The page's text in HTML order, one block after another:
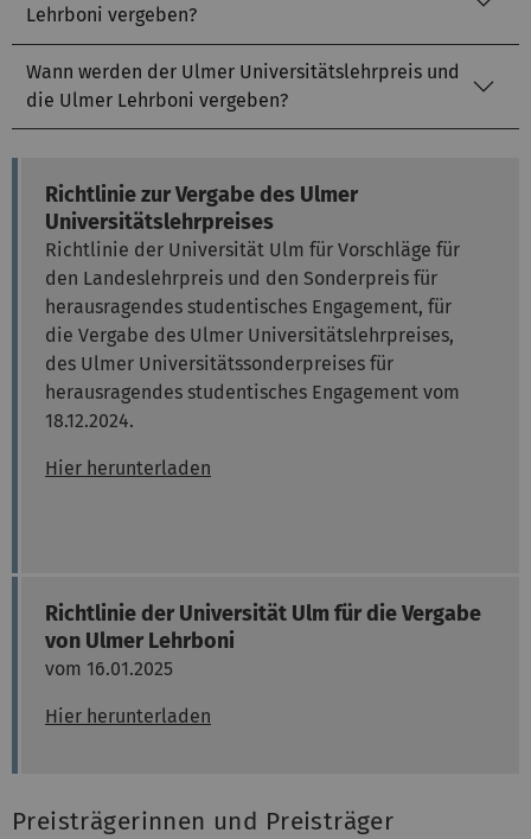
Lehrboni vergeben?
Wann werden der Ulmer Universitätslehrpreis und
die Ulmer Lehrboni vergeben?
Richtlinie zur Vergabe des Ulmer
Universitätslehrpreises
Richtlinie der Universität Ulm für Vorschläge für
den Landeslehrpreis und den Sonderpreis für
herausragendes studentisches Engagement, für
die Vergabe des Ulmer Universitätslehrpreises,
des Ulmer Universitätssonderpreises für
herausragendes studentisches Engagement vom
18.12.2024.
Hier herunterladen
Richtlinie der Universität Ulm für die Vergabe
von Ulmer Lehrboni
vom 16.01.2025
Hier herunterladen
Preisträgerinnen und Preisträger